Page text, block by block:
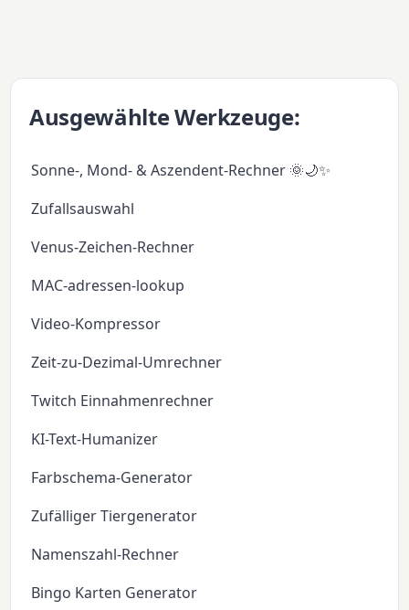
Ausgewählte Werkzeuge:
Sonne-, Mond- & Aszendent-Rechner 🌞🌙✨
Zufallsauswahl
Venus-Zeichen-Rechner
MAC-adressen-lookup
Video-Kompressor
Zeit-zu-Dezimal-Umrechner
Twitch Einnahmenrechner
KI-Text-Humanizer
Farbschema-Generator
Zufälliger Tiergenerator
Namenszahl-Rechner
Bingo Karten Generator